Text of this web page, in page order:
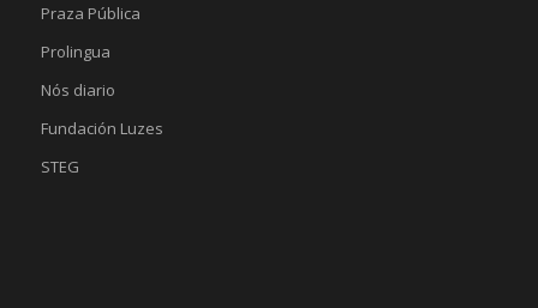
Praza Pública
Prolingua
Nós diario
Fundación Luzes
STEG